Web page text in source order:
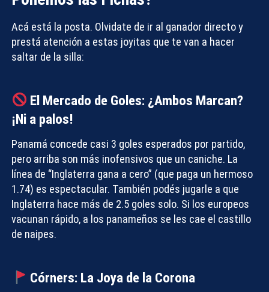
Acá está la posta. Olvidate de ir al ganador directo y
prestá atención a estas joyitas que te van a hacer
saltar de la silla:
El Mercado de Goles: ¿Ambos Marcan?
¡Ni a palos!
Panamá concede casi 3 goles esperados por partido,
pero arriba son más inofensivos que un caniche. La
línea de “Inglaterra gana a cero” (que paga un hermoso
1.74) es espectacular. También podés jugarle a que
Inglaterra hace más de 2.5 goles solo. Si los europeos
vacunan rápido, a los panameños se les cae el castillo
de naipes.
Córners: La Joya de la Corona